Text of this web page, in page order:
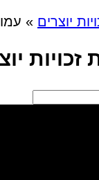
יוצרים »